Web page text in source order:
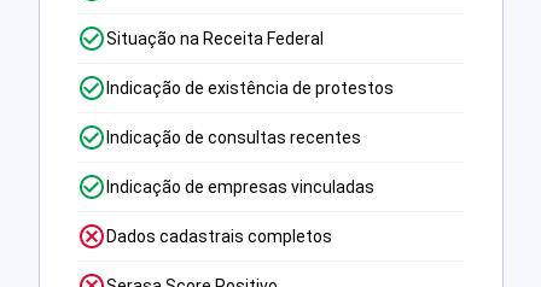
Situação na Receita Federal
Indicação de existência de protestos
Indicação de consultas recentes
Indicação de empresas vinculadas
Dados cadastrais completos